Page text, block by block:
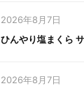
2026年8月7日
ひんやり塩まくら
2026年8月7日